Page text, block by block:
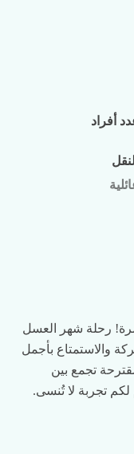
أفراد
رحلة شهر العسل
والاستمتاع بأجمل
تجمع بين
لكم تجربة لا تُنسى.